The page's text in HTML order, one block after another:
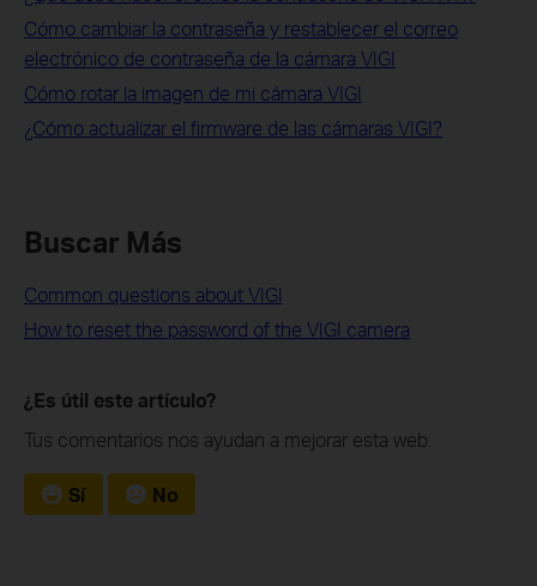
Cómo cambiar la contraseña y restablecer el correo
electrónico de contraseña de la cámara VIGI
Cómo rotar la imagen de mi cámara VIGI
¿Cómo actualizar el firmware de las cámaras VIGI?
Buscar Más
Common questions about VIGI
How to reset the password of the VIGI camera
¿Es útil este artículo?
Tus comentarios nos ayudan a mejorar esta web.
Sí No